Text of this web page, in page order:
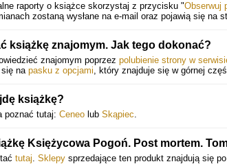
raporty o książce skorzystaj z przycisku "Obserwuj
zostaną wysłane na e-mail oraz pojawią się na
książkę znajomym. Jak tego dokonać?
znajomym poprzez polubienie strony w
się na pasku z opcjami, który znajduje się w górnej
książkę?
poznać tutaj: Ceneo lub Skąpiec.
Księżycowa Pogoń. Post mortem.
tutaj. Sklepy sprzedające ten produkt znajdują się